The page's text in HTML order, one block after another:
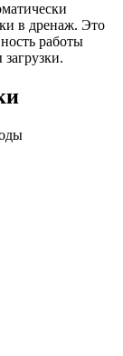
в дренаж. Это
работы